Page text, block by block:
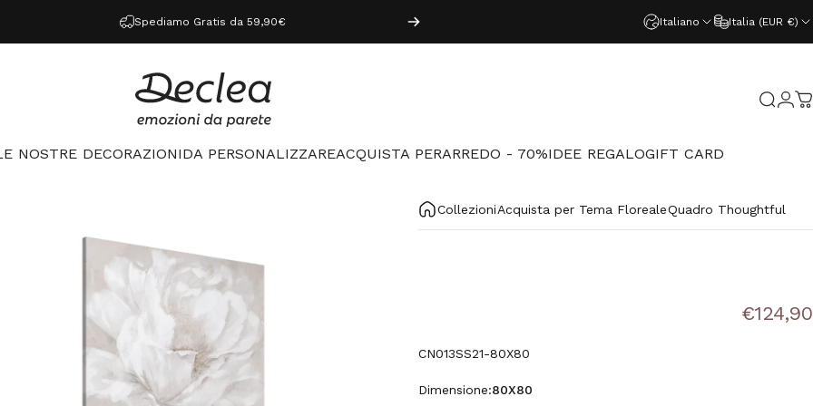
Spediamo Gratis da 59,90€ Italiano Italia (EUR €)
Declea Cerca
NOSTRE DECORAZIONIDA PERSONALIZZAREACQUISTA PERARREDO - 70%IDEE REGALOGIFT CARD
CollezioniAcquista per Tema FlorealeQuadro Thoughtful
€124,90
CN013SS21-80X80
Dimensione
Dimensione:80X80